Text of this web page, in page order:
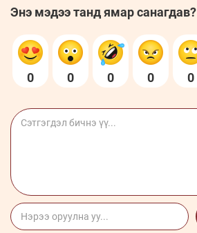
Энэ мэдээ танд ямар санагдав?
0 0 0 0 0